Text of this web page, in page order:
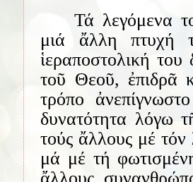
Τά λεγόμενα
μιά ἄλλη πτυχή
ἱεραποστολική
τοῦ Θεοῦ, ἐπιδρᾶ
τρόπο
δυνατότητα λόγω
τούς ἄλλους μέ
μά μέ τή